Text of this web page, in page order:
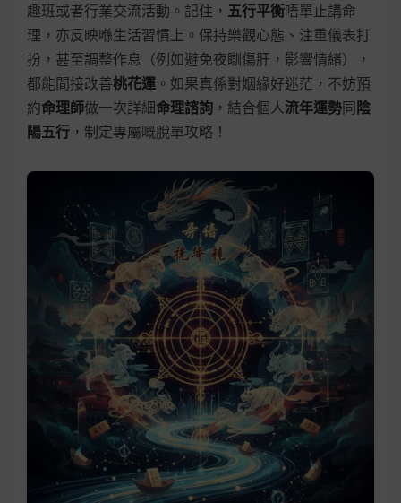
趣班或者行業交流活動。記住， 五行平衡唔單止講命
理，亦反映喺生活習慣上。保持樂觀心態、注重儀表打
扮，甚至調整作息（例如避免夜瞓傷肝，影響情緒），
都能間接改善桃花運 。如果真係對姻緣好迷茫，不妨預
約命理師做一次詳細命理諮詢 ，結合個人 流年運勢同 陰
陽五行 ，制定專屬嘅脫單攻略！